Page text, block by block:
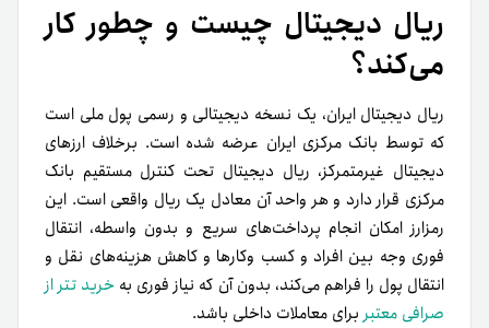
ریال دیجیتال چیست و چطور کار
می‌کند؟
ریال دیجیتال ایران، یک نسخه دیجیتالی و رسمی پول ملی است
که توسط بانک مرکزی ایران عرضه شده است. برخلاف ارزهای
دیجیتال غیرمتمرکز، ریال دیجیتال تحت کنترل مستقیم بانک
مرکزی قرار دارد و هر واحد آن معادل یک ریال واقعی است. این
رمزارز امکان انجام پرداخت‌های سریع و بدون واسطه، انتقال
فوری وجه بین افراد و کسب وکارها و کاهش هزینه‌های نقل و
انتقال پول را فراهم می‌کند، بدون آن که نیاز فوری به خرید تتر از
صرافی معتبر برای معاملات داخلی باشد.